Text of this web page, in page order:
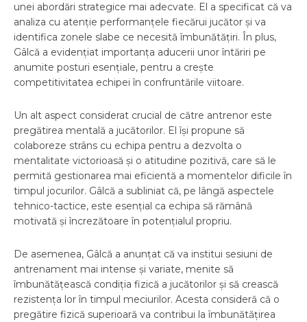
unei abordări strategice mai adecvate. El a specificat că va
analiza cu atenție performanțele fiecărui jucător și va
identifica zonele slabe ce necesită îmbunătățiri. În plus,
Gâlcă a evidențiat importanța aducerii unor întăriri pe
anumite posturi esențiale, pentru a crește
competitivitatea echipei în confruntările viitoare.
Un alt aspect considerat crucial de către antrenor este
pregătirea mentală a jucătorilor. El își propune să
colaboreze strâns cu echipa pentru a dezvolta o
mentalitate victorioasă și o atitudine pozitivă, care să le
permită gestionarea mai eficientă a momentelor dificile în
timpul jocurilor. Gâlcă a subliniat că, pe lângă aspectele
tehnico-tactice, este esențial ca echipa să rămână
motivată și încrezătoare în potențialul propriu.
De asemenea, Gâlcă a anunțat că va institui sesiuni de
antrenament mai intense și variate, menite să
îmbunătățească condiția fizică a jucătorilor și să crească
rezistența lor în timpul meciurilor. Acesta consideră că o
pregătire fizică superioară va contribui la îmbunătățirea